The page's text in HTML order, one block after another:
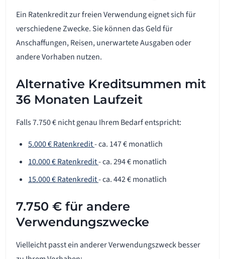
Ein Ratenkredit zur freien Verwendung eignet sich für
verschiedene Zwecke. Sie können das Geld für
Anschaffungen, Reisen, unerwartete Ausgaben oder
andere Vorhaben nutzen.
Alternative Kreditsummen mit
36 Monaten Laufzeit
Falls 7.750 € nicht genau Ihrem Bedarf entspricht:
5.000 € Ratenkredit- ca. 147 € monatlich
10.000 € Ratenkredit- ca. 294 € monatlich
15.000 € Ratenkredit- ca. 442 € monatlich
7.750 € für andere
Verwendungszwecke
Vielleicht passt ein anderer Verwendungszweck besser